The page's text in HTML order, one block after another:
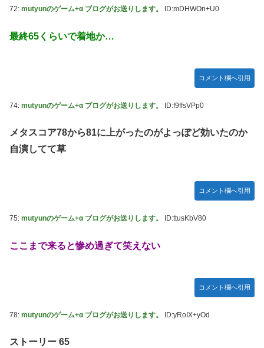
72: mutyunのゲーム+α ブログがお送りします。 ID:mDHWOn+U0
最終65くらいで着地か…
コメント欄へ引用
74: mutyunのゲーム+α ブログがお送りします。 ID:f9ffsVPp0
メタスコア78から81に上がったのがよっぽど効いたのか
自演してて草
コメント欄へ引用
75: mutyunのゲーム+α ブログがお送りします。 ID:ttusKbV80
ここまで来ると惨め過ぎて笑えない
コメント欄へ引用
78: mutyunのゲーム+α ブログがお送りします。 ID:yRoIX+yOd
ストーリー 65